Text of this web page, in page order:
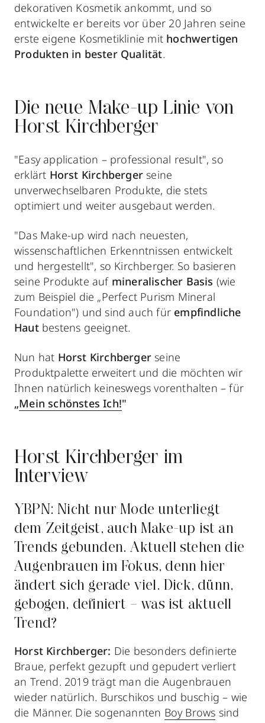
dekorativen Kosmetik ankommt, und so
entwickelte er bereits vor über 20 Jahren seine
erste eigene Kosmetiklinie mit hochwertigen
Produkten in bester Qualität.
Die neue Make-up Linie von
Horst Kirchberger
"Easy application – professional result", so
erklärt Horst Kirchberger seine
unverwechselbaren Produkte, die stets
optimiert und weiter ausgebaut werden.
"Das Make-up wird nach neuesten,
wissenschaftlichen Erkenntnissen entwickelt
und hergestellt", so Kirchberger. So basieren
seine Produkte auf mineralischer Basis (wie
zum Beispiel die „Perfect Purism Mineral
Foundation") und sind auch für empfindliche
Hautbestens geeignet.
Nun hat Horst Kirchberger seine
Produktpalette erweitert und die möchten wir
Ihnen natürlich keineswegs vorenthalten – für
„Mein schönstes Ich!"
Horst Kirchberger im
Interview
YBPN: Nicht nur Mode unterliegt
dem Zeitgeist, auch Make-up ist an
Trends gebunden. Aktuell stehen die
Augenbrauen im Fokus, denn hier
ändert sich gerade viel. Dick, dünn,
gebogen, definiert – was ist aktuell
Trend?
Horst Kirchberger: Die besonders definierte
Braue, perfekt gezupft und gepudert verliert
an Trend. 2019 trägt man die Augenbrauen
wieder natürlich. Burschikos und buschig – wie
die Männer. Die sogenannten Boy Brows sind